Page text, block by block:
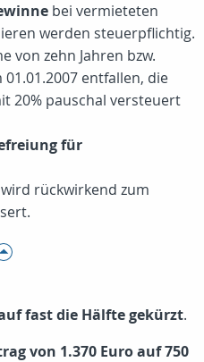
bei vermieteten
werden steuerpflichtig.
von zehn Jahren bzw.
entfallen, die
20% pauschal versteuert
für
wird rückwirkend zum
fast die Hälfte gekürzt.
von 1.370 Euro auf 750